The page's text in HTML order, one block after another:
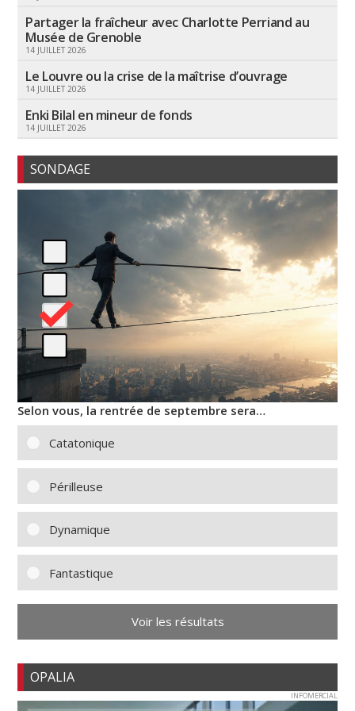
Partager la fraîcheur avec Charlotte Perriand au
Musée de Grenoble
14 JUILLET 2026
Le Louvre ou la crise de la maîtrise d’ouvrage
14 JUILLET 2026
Enki Bilal en mineur de fonds
14 JUILLET 2026
SONDAGE
Selon vous, la rentrée de septembre sera…
Catatonique
Périlleuse
Dynamique
Fantastique
Voir les résultats
OPALIA
INFOMERCIAL